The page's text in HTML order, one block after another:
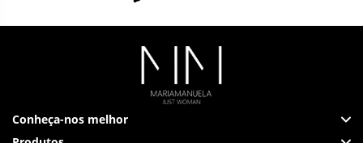
Conheça-nos melhor